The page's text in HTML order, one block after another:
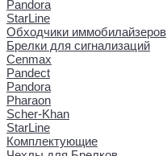
Pandora
StarLine
Обходчики иммобилайзеров
Брелки для сигнализаций
Cenmax
Pandect
Pandora
Pharaon
Scher-Khan
StarLine
Комплектующие